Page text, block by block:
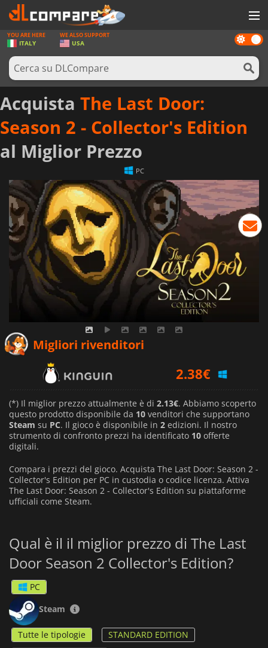
GIOCHI
PREPAGATE
SOFTWARE
REWARDS
HARDWARE
NOTIZIE
ACCEDI O REGISTRATI
Dark
mode
YOU ARE HERE
ITALY
WE ALSO SUPPORT
USA
Acquista The Last Door:
Season 2 - Collector's Edition
al Miglior Prezzo
PC
Migliori rivenditori
2.38€
2.54€
(*) Il miglior prezzo attualmente è di 2.13€. Abbiamo scoperto
questo prodotto disponibile da 10 venditori che supportano
Steam su PC. Il gioco è disponibile in 2 edizioni. Il nostro
strumento di confronto prezzi ha identificato 10 offerte
digitali.
Compara i prezzi del gioco. Acquista The Last Door: Season 2 -
Collector's Edition per PC in custodia o codice licenza. Attiva
The Last Door: Season 2 - Collector's Edition su piattaforme
ufficiali come Steam.
Qual è il il miglior prezzo di The Last
Door Season 2 Collector's Edition?
PC
Steam
Tutte le tipologie
STANDARD EDITION